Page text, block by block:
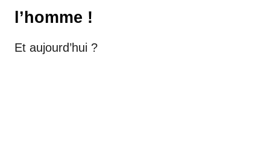
l’homme !
Et aujourd’hui ?